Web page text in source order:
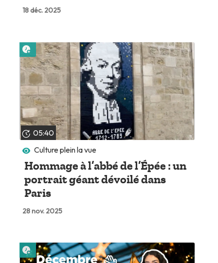
18 déc. 2025
05:40
Culture plein la vue
Hommage à l’abbé de l’Épée : un
portrait géant dévoilé dans
Paris
28 nov. 2025
Lire plus tard
Lire plus tard